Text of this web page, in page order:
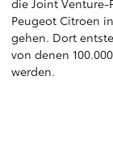
die Joint Venture-
Peugeot Citroen
gehen. Dort
von denen
werden.